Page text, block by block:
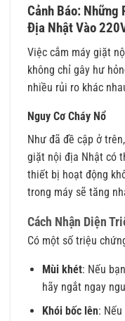
Cảnh Báo: Những
Địa Nhật Vào
Việc cắm máy giặt
không chỉ gây hư
nhiều rủi ro khác
Nguy Cơ Cháy Nổ
Như đã đề cập ở
giặt nội địa Nhật có
thiết bị hoạt động
trong máy sẽ tăng
Cách Nhận Diện
Có một số triệu
Mùi khét: Nếu
hãy ngắt ngay
Khói bốc lên: